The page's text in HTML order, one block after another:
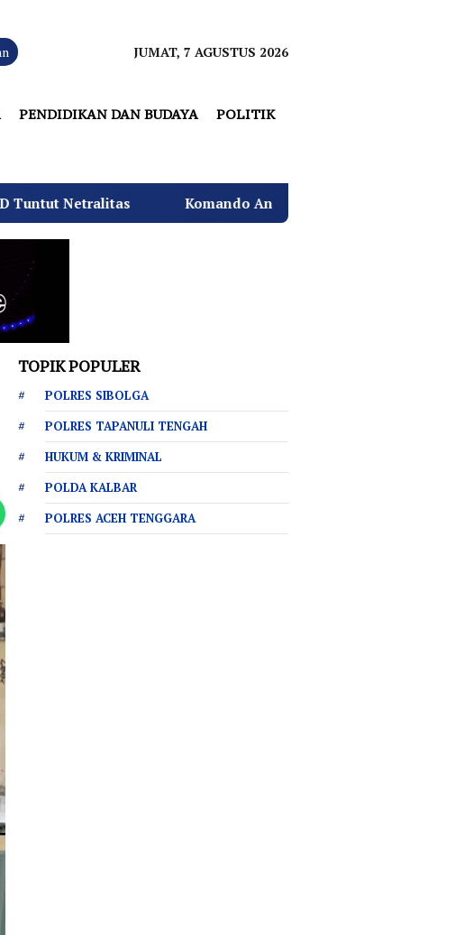
JUMAT, 7 AGUSTUS 2026
PENDIDIKAN DAN BUDAYA POLITIK
Komando Angkatan Laut I Beri Warna Baru Ciptakan
TOPIK POPULER
POLRES SIBOLGA
POLRES TAPANULI TENGAH
HUKUM & KRIMINAL
POLDA KALBAR
POLRES ACEH TENGGARA